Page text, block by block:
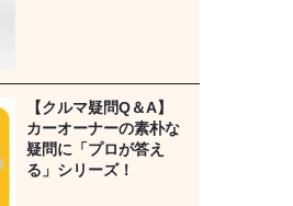
【クルマ疑問Q＆A】
カーオーナーの素朴な
疑問に「プロが答え
る」シリーズ！